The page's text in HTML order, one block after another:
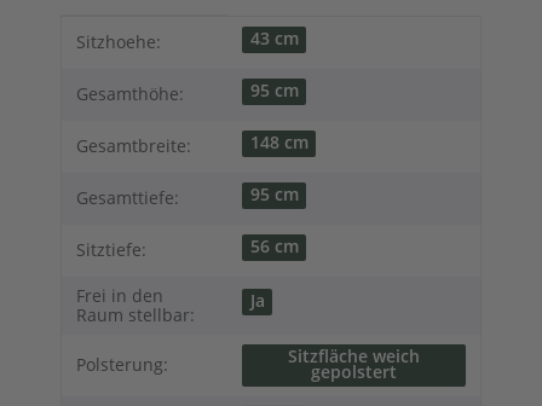
Produkteigenschaft
Wert
Sitzhoehe: 43 cm
Gesamthöhe: 95 cm
Gesamtbreite: 148 cm
Gesamttiefe: 95 cm
Sitztiefe: 56 cm
Frei in den
Raum stellbar:
Ja
Polsterung: Sitzfläche weich
gepolstert